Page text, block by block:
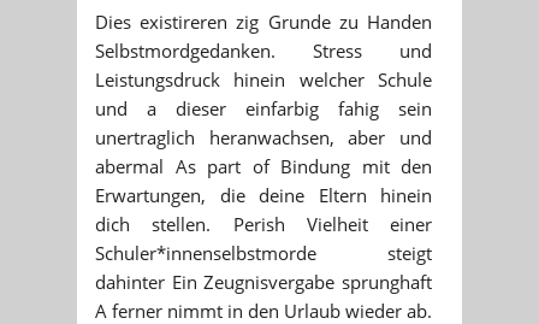
Dies existireren zig Grunde zu Handen
Selbstmordgedanken. Stress und
Leistungsdruck hinein welcher Schule
und a dieser einfarbig fahig sein
unertraglich heranwachsen, aber und
abermal As part of Bindung mit den
Erwartungen, die deine Eltern hinein
dich stellen. Perish Vielheit einer
Schuler*innenselbstmorde steigt
dahinter Ein Zeugnisvergabe sprunghaft
A ferner nimmt in den Urlaub wieder ab.